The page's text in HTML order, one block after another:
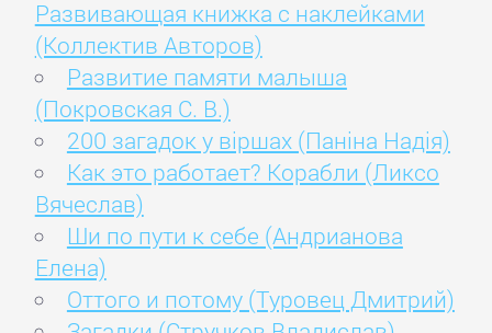
Развивающая книжка с наклейками
(Коллектив Авторов)
Развитие памяти малыша
(Покровская С. В.)
200 загадок у віршах (Паніна Надія)
Как это работает? Корабли (Ликсо
Вячеслав)
Ши по пути к себе (Андрианова
Елена)
Оттого и потому (Туровец Дмитрий)